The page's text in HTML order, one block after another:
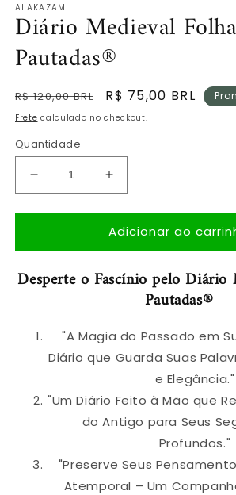
1
na
janela
ALAKAZAM
Diário Medieval
Pautadas®
Preço
normal
R$ 120,00 BRL
Preço
promocional
R$ 75,00 BRL
Frete calculado no checkout.
Quantidade
Diminuir
a
quantidade
Diário
Folhas
Aumentar
a
quantidade
de
Diário
Folhas
Pautadas®
Adicionar ao
Desperte o Fascínio pelo Diário
Pautadas®
"A Magia do Passado em
Diário que Guarda Suas
e Elegância."
"Um Diário Feito à Mão que
do Antigo para Seus
Profundos."
"Preserve Seus
Atemporal – Um